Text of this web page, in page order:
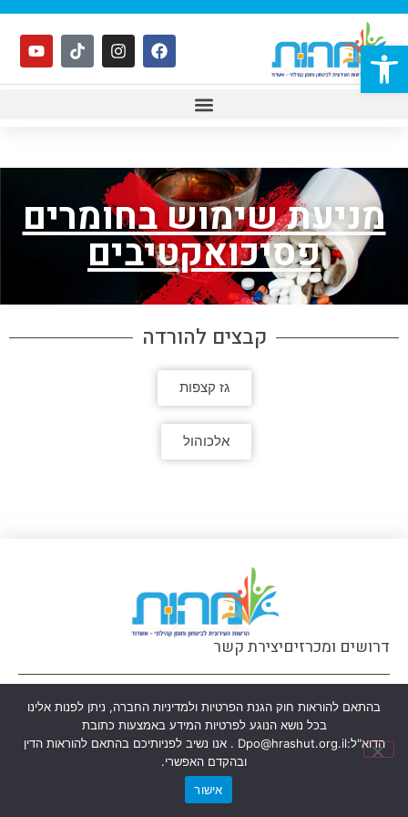
פתח סרגל נגישות
מניעת שימוש בחומרים
פסיכואקטיבים
קבצים להורדה
גז קצפות
אלכוהול
דרושים ומכרזיםיצירת קשר
© הזכויות שמורות למהות - הרשות העירונית לביטחון וחוסן קהילתי - אשדוד
האתר נבנה ע״י ayelet ofer
בהתאם להוראות חוק הגנת הפרטיות ולמדיניות החברה, ניתן לפנות אלינו
בכל נושא הנוגע לפרטיות המידע באמצעות כתובת
הדוא"ל:Dpo@hrashut.org.il . אנו נשיב לפניותיכם בהתאם להוראות הדין
ובהקדם האפשרי.
אישור